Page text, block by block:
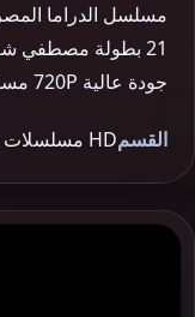
مسلسل الدراما
21 بطولة مصطفي
جودة عالية 720P مسلسلات مصرية 2019 عنوان اخر لل…
القسمHD مسلسلات مصرية